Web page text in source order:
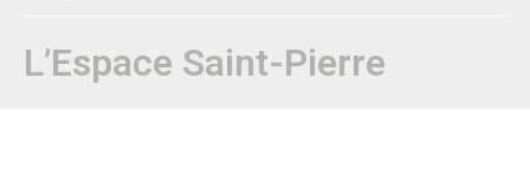
Carte d’identité de la ville
Habiter ou Visiter Senlis
L’Espace Saint-Pierre